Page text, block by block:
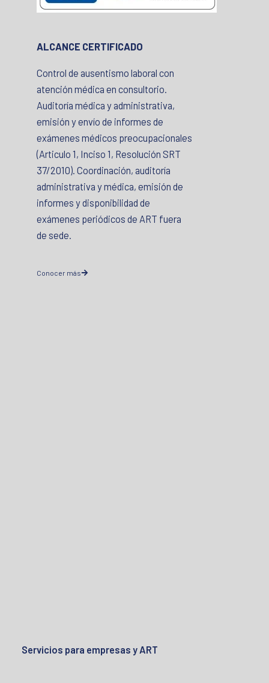
ALCANCE CERTIFICADO
Control de ausentismo laboral con
atención médica en consultorio.
Auditoría médica y administrativa,
emisión y envío de informes de
exámenes médicos preocupacionales
(Articulo 1, Inciso 1, Resolución SRT
37/2010). Coordinación, auditoría
administrativa y médica, emisión de
informes y disponibilidad de
exámenes periódicos de ART fuera
de sede.
Conocer más
Servicios para empresas y ART